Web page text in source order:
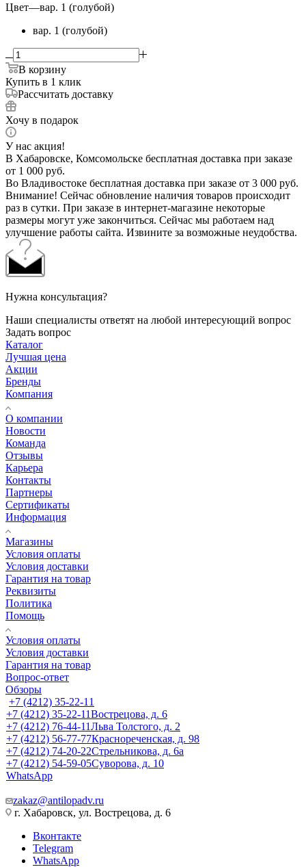
Цвет—вар. 1 (голубой)
вар. 1 (голубой)
В корзину
Купить в 1 клик
Рассчитать доставку
Хочу в подарок
У нас акция!
В Хабаровске, Комсомольске бесплатная доставка при заказе
от 1 000 руб.
Во Владивостоке бесплатная доставка при заказе от 3 000 руб.
Внимание! Сейчас обновление наличия товаров происходит
раз в сутки. При заказе в интернет-магазине некоторые
размеры могут уже закончиться. Сейчас мы работаем над
улучшение работы сайта. Извините за возможные неудобства.
Нужна консультация?
Наши специалисты ответят на любой интересующий вопрос
Задать вопрос
Каталог
Лучшая цена
Акции
Бренды
Компания
О компании
Новости
Команда
Отзывы
Карьера
Контакты
Партнеры
Сертификаты
Информация
Магазины
Условия оплаты
Условия доставки
Гарантия на товар
Реквизиты
Политика
Помощь
Условия оплаты
Условия доставки
Гарантия на товар
Вопрос-ответ
Обзоры
+7 (4212) 35-22-11
+7 (4212) 35-22-11Вострецова, д. 6
+7 (4212) 76-44-11Льва Толстого, д. 2
+7 (4212) 56-77-77Краснореченская, д. 98
+7 (4212) 74-20-22Стрельникова, д. 6а
+7 (4212) 54-59-05Суворова, д. 10
WhatsApp
zakaz@antilopadv.ru
г. Хабаровск, ул. Вострецова, д. 6
Вконтакте
Telegram
WhatsApp